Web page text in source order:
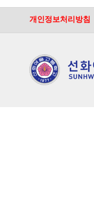
개인정보처리방침